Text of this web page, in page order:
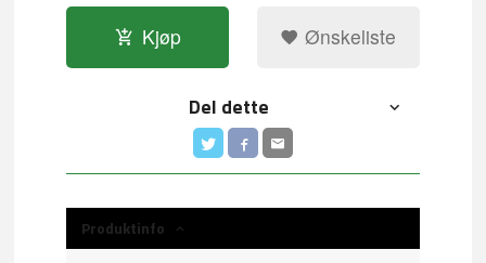
Kjøp Ønskeliste
Del dette
Produktinfo